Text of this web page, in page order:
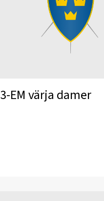
EM värja damer